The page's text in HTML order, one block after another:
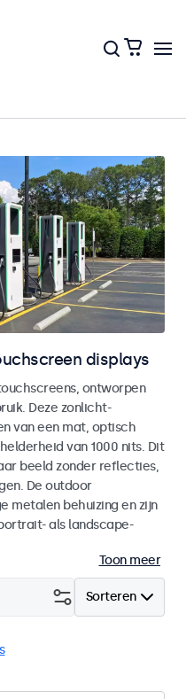
displays
ontworpen
Deze zonlicht-
van een mat, optisch
van 1000 nits. Dit
beeld zonder reflecties,
De outdoor
metalen behuizing en zijn
als landscape-
Toon meer
Sorteren